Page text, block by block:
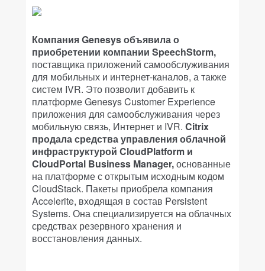
Компания Genesys объявила о
приобретении компании SpeechStorm,
поставщика приложений самообслуживания
для мобильных и интернет-каналов, а также
систем IVR. Это позволит добавить к
платформе Genesys Customer Experience
приложения для самообслуживания через
мобильную связь, Интернет и IVR. Citrix
продала средства управления облачной
инфраструктурой CloudPlatform и
CloudPortal Business Manager,основанные
на платформе с открытым исходным кодом
CloudStack. Пакеты приобрела компания
Accelerite, входящая в состав Persistent
Systems. Она специализируется на облачных
средствах резервного хранения и
восстановления данных.